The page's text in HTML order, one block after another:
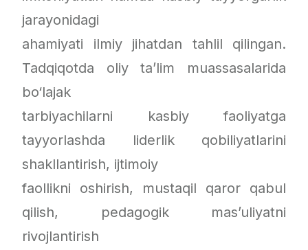
jarayonidagi
ahamiyati ilmiy jihatdan tahlil qilingan.
Tadqiqotda oliy ta’lim muassasalarida
bo‘lajak
tarbiyachilarni kasbiy faoliyatga
tayyorlashda liderlik qobiliyatlarini
shakllantirish, ijtimoiy
faollikni oshirish, mustaqil qaror qabul
qilish, pedagogik mas’uliyatni
rivojlantirish